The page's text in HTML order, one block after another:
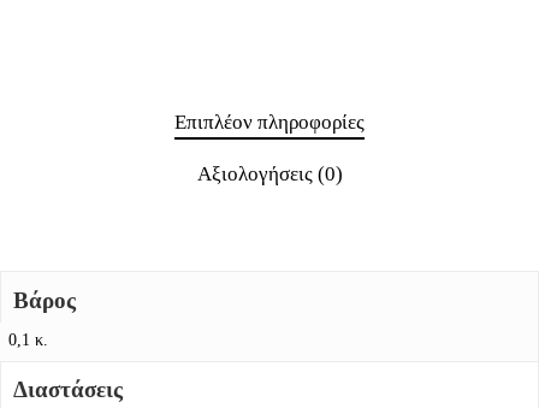
Επιπλέον πληροφορίες
Αξιολογήσεις (0)
Βάρος
0,1 κ.
Διαστάσεις